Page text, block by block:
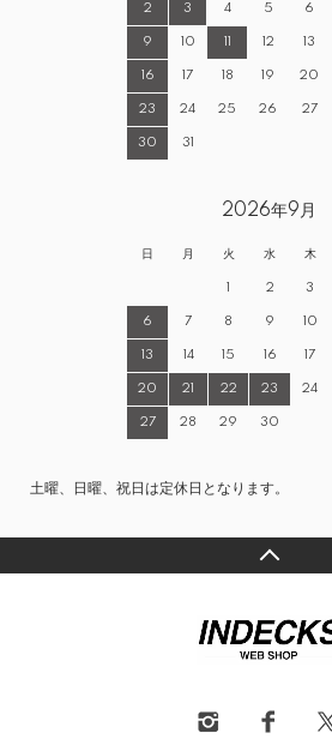
2 3 4 5 6
9 10 11 12 13
16 17 18 19 20
23 24 25 26 27
30 31
2026年9月
日 月 火 水 木
1 2 3
6 7 8 9 10
13 14 15 16 17
20 21 22 23 24
27 28 29 30
土曜、日曜、祝日は定休日となります。